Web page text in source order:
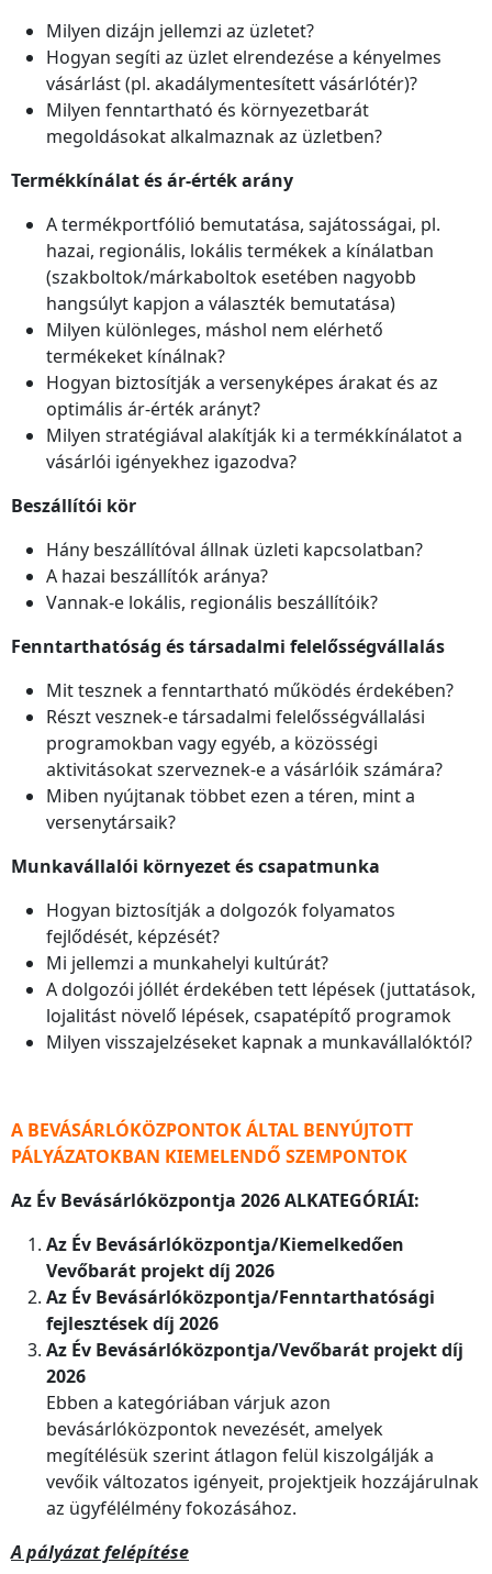
Milyen dizájn jellemzi az üzletet?
Hogyan segíti az üzlet elrendezése a kényelmes
vásárlást (pl. akadálymentesített vásárlótér)?
Milyen fenntartható és környezetbarát
megoldásokat alkalmaznak az üzletben?
Termékkínálat és ár-érték arány
A termékportfólió bemutatása, sajátosságai, pl.
hazai, regionális, lokális termékek a kínálatban
(szakboltok/márkaboltok esetében nagyobb
hangsúlyt kapjon a választék bemutatása)
Milyen különleges, máshol nem elérhető
termékeket kínálnak?
Hogyan biztosítják a versenyképes árakat és az
optimális ár-érték arányt?
Milyen stratégiával alakítják ki a termékkínálatot a
vásárlói igényekhez igazodva?
Beszállítói kör
Hány beszállítóval állnak üzleti kapcsolatban?
A hazai beszállítók aránya?
Vannak-e lokális, regionális beszállítóik?
Fenntarthatóság és társadalmi felelősségvállalás
Mit tesznek a fenntartható működés érdekében?
Részt vesznek-e társadalmi felelősségvállalási
programokban vagy egyéb, a közösségi
aktivitásokat szerveznek-e a vásárlóik számára?
Miben nyújtanak többet ezen a téren, mint a
versenytársaik?
Munkavállalói környezet és csapatmunka
Hogyan biztosítják a dolgozók folyamatos
fejlődését, képzését?
Mi jellemzi a munkahelyi kultúrát?
A dolgozói jóllét érdekében tett lépések (juttatások,
lojalitást növelő lépések, csapatépítő programok
Milyen visszajelzéseket kapnak a munkavállalóktól?
A BEVÁSÁRLÓKÖZPONTOK ÁLTAL BENYÚJTOTT
PÁLYÁZATOKBAN KIEMELENDŐ SZEMPONTOK
Az Év Bevásárlóközpontja 2026 ALKATEGÓRIÁI:
Az Év Bevásárlóközpontja/Kiemelkedően
Vevőbarát projekt díj 2026
Az Év Bevásárlóközpontja/Fenntarthatósági
fejlesztések díj 2026
Az Év Bevásárlóközpontja/Vevőbarát projekt díj
2026
Ebben a kategóriában várjuk azon
bevásárlóközpontok nevezését, amelyek
megítélésük szerint átlagon felül kiszolgálják a
vevőik változatos igényeit, projektjeik hozzájárulnak
az ügyfélélmény fokozásához.
A pályázat felépítése